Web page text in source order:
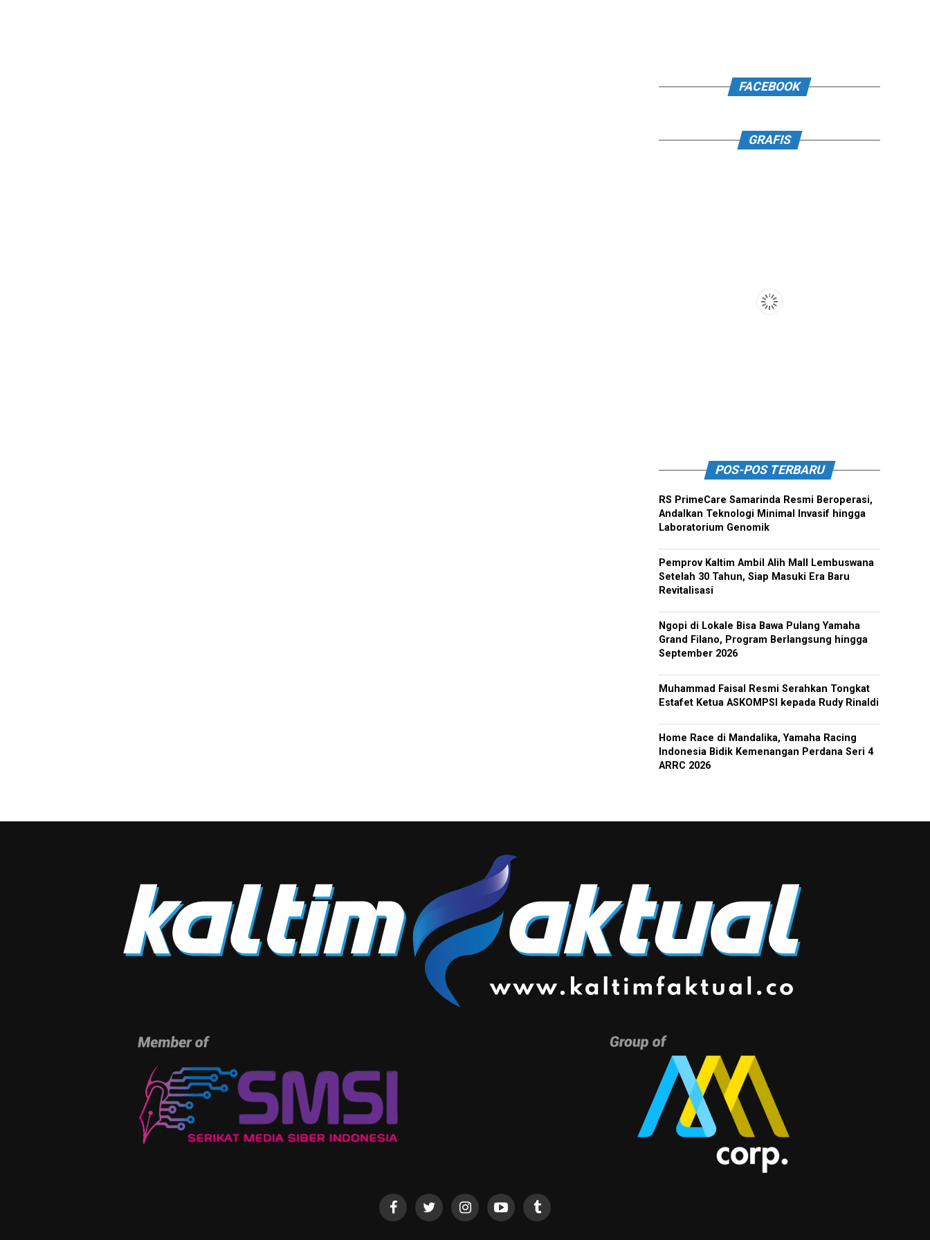
FACEBOOK
GRAFIS
POS-POS TERBARU
RS PrimeCare Samarinda Resmi Beroperasi,
Andalkan Teknologi Minimal Invasif hingga
Laboratorium Genomik
Pemprov Kaltim Ambil Alih Mall Lembuswana
Setelah 30 Tahun, Siap Masuki Era Baru
Revitalisasi
Ngopi di Lokale Bisa Bawa Pulang Yamaha
Grand Filano, Program Berlangsung hingga
September 2026
Muhammad Faisal Resmi Serahkan Tongkat
Estafet Ketua ASKOMPSI kepada Rudy Rinaldi
Home Race di Mandalika, Yamaha Racing
Indonesia Bidik Kemenangan Perdana Seri 4
ARRC 2026